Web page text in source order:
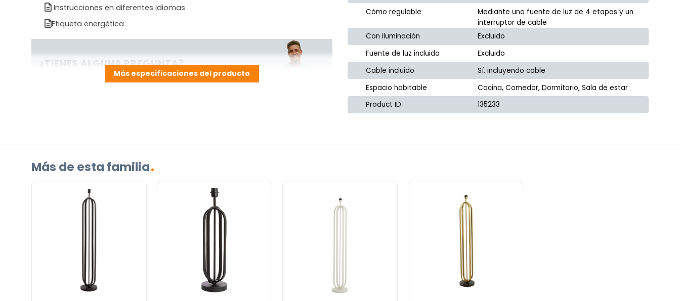
Instrucciones en diferentes idiomas
Etiqueta energética
¿TIENES ALGUNA PREGUNTA?
Contáctenos. Puede comunicarse con nosotros por
Más especificaciones del producto
Cómo regulable
Mediante una fuente de luz de 4 etapas y un
interruptor de cable
Con iluminación
Excluido
Fuente de luz incluida
Excluido
Cable incluido
Sí, incluyendo cable
Espacio habitable
Cocina, Comedor, Dormitorio, Sala de estar
Product ID
135233
Más de esta familia